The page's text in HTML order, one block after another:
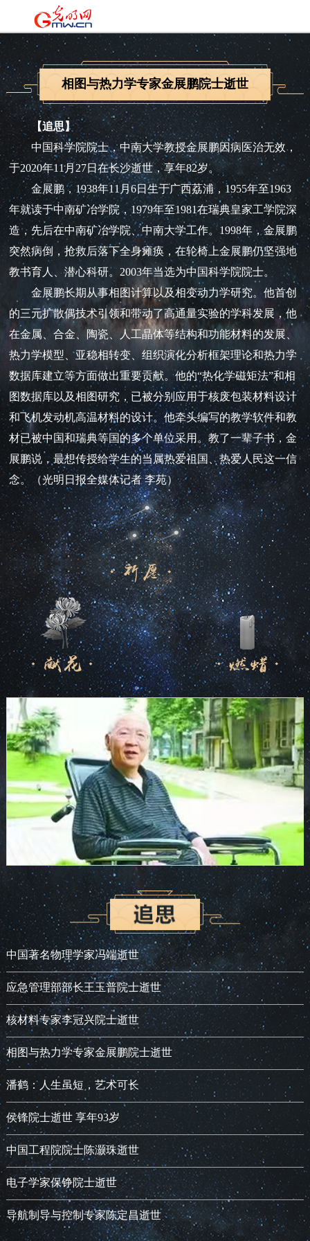
相图与热力学专家金展鹏院士逝世
【追思】
中国科学院院士，中南大学教授金展鹏因病医治无效，
于2020年11月27日在长沙逝世，享年82岁。
金展鹏，1938年11月6日生于广西荔浦，1955年至1963
年就读于中南矿冶学院，1979年至1981在瑞典皇家工学院深
造，先后在中南矿冶学院、中南大学工作。1998年，金展鹏
突然病倒，抢救后落下全身瘫痪，在轮椅上金展鹏仍坚强地
教书育人、潜心科研。2003年当选为中国科学院院士。
金展鹏长期从事相图计算以及相变动力学研究。他首创
的三元扩散偶技术引领和带动了高通量实验的学科发展，他
在金属、合金、陶瓷、人工晶体等结构和功能材料的发展、
热力学模型、亚稳相转变、组织演化分析框架理论和热力学
数据库建立等方面做出重要贡献。他的“热化学磁矩法”和相
图数据库以及相图研究，已被分别应用于核废包装材料设计
和飞机发动机高温材料的设计。他牵头编写的教学软件和教
材已被中国和瑞典等国的多个单位采用。教了一辈子书，金
展鹏说，最想传授给学生的当属热爱祖国、热爱人民这一信
念。（光明日报全媒体记者 李苑）
中国著名物理学家冯端逝世
应急管理部部长王玉普院士逝世
核材料专家李冠兴院士逝世
相图与热力学专家金展鹏院士逝世
潘鹤：人生虽短，艺术可长
侯锋院士逝世 享年93岁
中国工程院院士陈灏珠逝世
电子学家保铮院士逝世
导航制导与控制专家陈定昌逝世